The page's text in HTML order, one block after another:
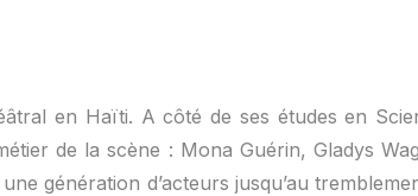
en Haïti. A côté de ses études en
de la scène : Mona Guérin, Gladys
génération d’acteurs jusqu’au